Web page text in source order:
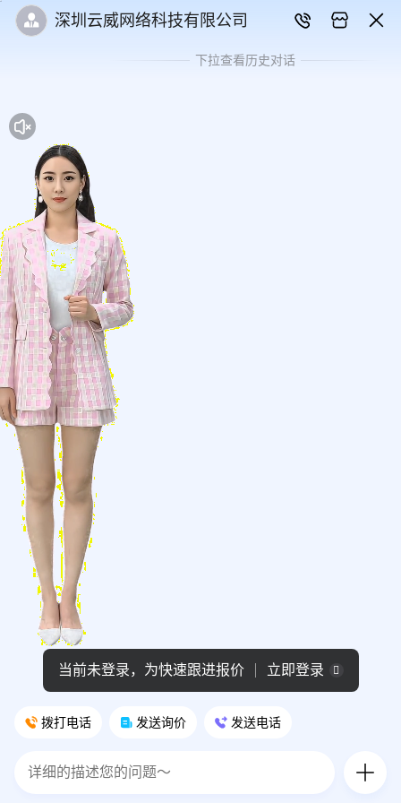
深圳云威网络科技有限公司
下拉查看历史对话
拨打电话 发送询价 发送电话
当前未登录，为快速跟进报价 立即登录